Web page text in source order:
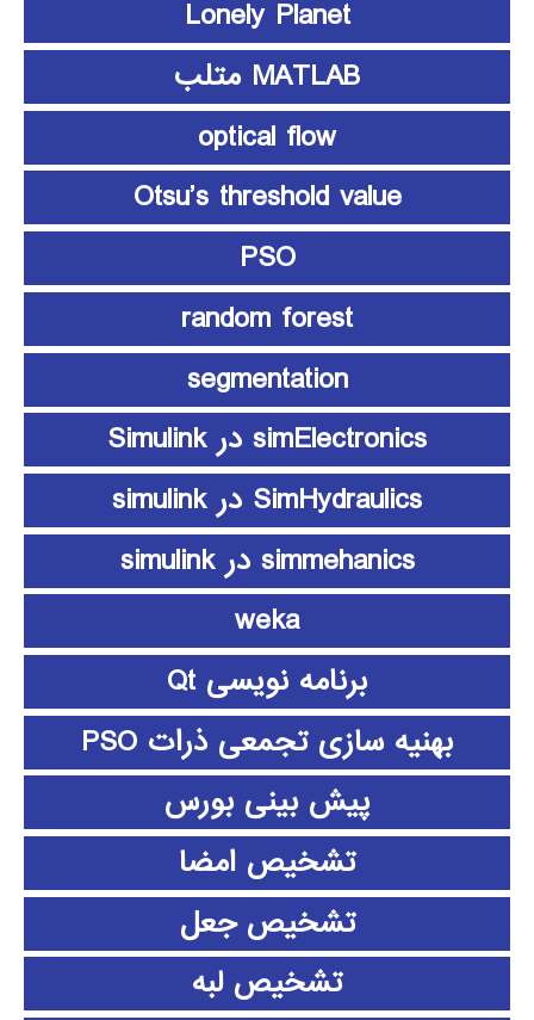
Lonely Planet
MATLAB متلب
optical flow
Otsu’s threshold value
PSO
random forest
segmentation
simElectronics در Simulink
SimHydraulics در simulink
simmehanics در simulink
weka
برنامه نویسی Qt
بهنیه سازی تجمعی ذرات PSO
پیش بینی بورس
تشخیص امضا
تشخیص جعل
تشخیص لبه